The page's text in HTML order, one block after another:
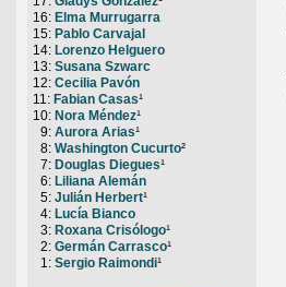
16: Elma Murrugarra
15: Pablo Carvajal
14: Lorenzo Helguero
13: Susana Szwarc
12: Cecilia Pavón
11: Fabian Casas¹
10: Nora Méndez¹
9: Aurora Arias¹
8: Washington Cucurto²
7: Douglas Diegues¹
6: Liliana Alemán
5: Julián Herbert¹
4: Lucía Bianco
3: Roxana Crisólogo¹
2: Germán Carrasco¹
1: Sergio Raimondi¹